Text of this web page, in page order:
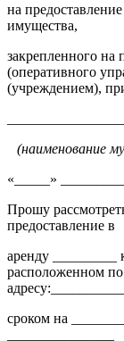
на
имущества,
закрепленного на
(оперативного
(учреждением),
(наименование
«_____»
Прошу
предоставление в
аренду
расположенном по
сроком на